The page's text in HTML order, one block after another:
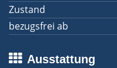
Zustand
bezugsfrei ab
Ausstattung